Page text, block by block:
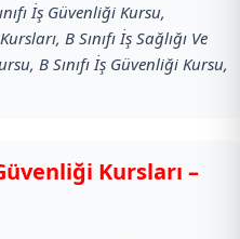
İş Güvenliği Kursu,
B Sınıfı İş Sağlığı Ve
B Sınıfı İş Güvenliği Kursu,
Kursları –